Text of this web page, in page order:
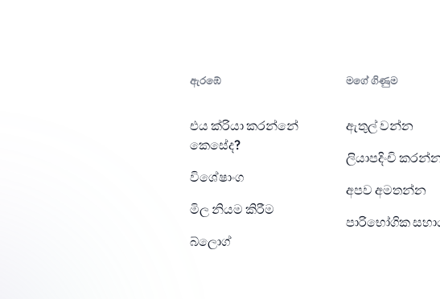
ඇරඹේ
එය ක්රියා කරන්නේ
කෙසේද?
විශේෂාංග
මිල නියම කිරීම
බ්ලොග්
මගේ ගිණුම
ඇතුල් වන්න
ලියාපදිංචි
අපව අමතන්න
පාරිභෝගික